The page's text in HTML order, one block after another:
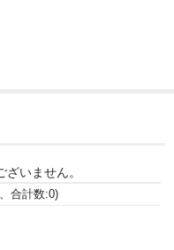
いません。
合計数:0)